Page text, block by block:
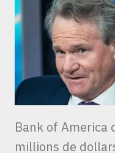
Bank of America
millions de